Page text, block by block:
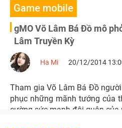
Game mobile
gMO Võ Lâm Bá Đồ mô
Lâm Truyền Kỳ
Ha Mi 20/12/2014
Tham gia Võ Lâm Bá Đồ
phục những mãnh tướng của
cường sức mạnh đội quân của